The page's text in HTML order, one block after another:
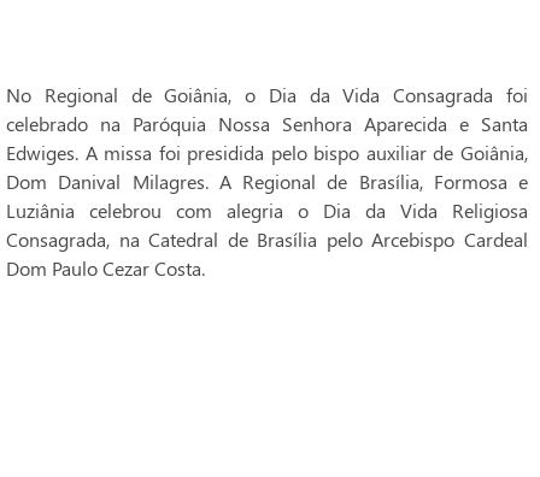
No Regional de Goiânia, o Dia da Vida Consagrada foi
celebrado na Paróquia Nossa Senhora Aparecida e Santa
Edwiges. A missa foi presidida pelo bispo auxiliar de Goiânia,
Dom Danival Milagres. A Regional de Brasília, Formosa e
Luziânia celebrou com alegria o Dia da Vida Religiosa
Consagrada, na Catedral de Brasília pelo Arcebispo Cardeal
Dom Paulo Cezar Costa.